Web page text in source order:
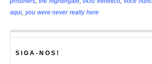
aqui you were never really here
SIGA-NOS!